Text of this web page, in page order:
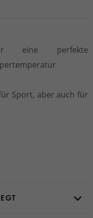
eine perfekte
Sport, aber auch für